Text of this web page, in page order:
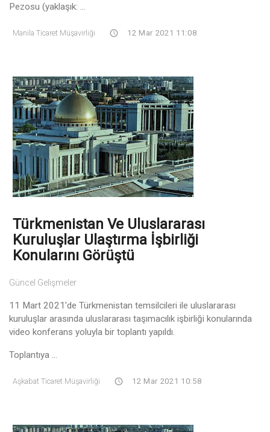
Pezosu (yaklaşık: ...
Manila Ticaret Müşavirliği 12 Mar 2021 11:08
Türkmenistan Ve Uluslararası
Kuruluşlar Ulaştırma İşbirliği
Konularını Görüştü
Güncel Gelişmeler
11 Mart 2021'de Türkmenistan temsilcileri ile uluslararası
kuruluşlar arasında uluslararası taşımacılık işbirliği konularında
video konferans yoluyla bir toplantı yapıldı.
Toplantıya ...
Aşkabat Ticaret Müşavirliği 12 Mar 2021 10:58